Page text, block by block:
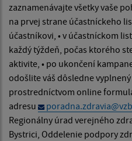
zaznamenávajte všetky vaše
na prvej strane účastníckeho
účastníkovi, • v účastníckom
každý týždeň, počas ktorého
aktivite, • po ukončení
odošlite váš dôsledne
prostredníctvom online
adresu
Regionálny úrad verejného
Bystrici, Oddelenie podpory